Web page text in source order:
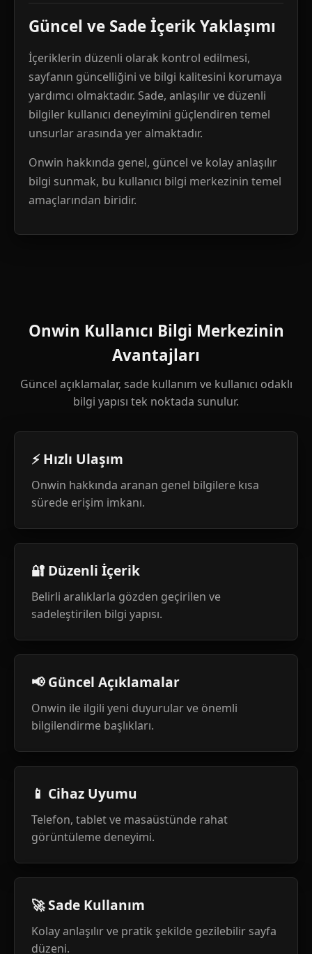
Güncel ve Sade İçerik Yaklaşımı
İçeriklerin düzenli olarak kontrol edilmesi,
sayfanın güncelliğini ve bilgi kalitesini korumaya
yardımcı olmaktadır. Sade, anlaşılır ve düzenli
bilgiler kullanıcı deneyimini güçlendiren temel
unsurlar arasında yer almaktadır.
Onwin hakkında genel, güncel ve kolay anlaşılır
bilgi sunmak, bu kullanıcı bilgi merkezinin temel
amaçlarından biridir.
Onwin Kullanıcı Bilgi Merkezinin
Avantajları
Güncel açıklamalar, sade kullanım ve kullanıcı odaklı
bilgi yapısı tek noktada sunulur.
⚡ Hızlı Ulaşım
Onwin hakkında aranan genel bilgilere kısa
sürede erişim imkanı.
🔐 Düzenli İçerik
Belirli aralıklarla gözden geçirilen ve
sadeleştirilen bilgi yapısı.
📢 Güncel Açıklamalar
Onwin ile ilgili yeni duyurular ve önemli
bilgilendirme başlıkları.
📱 Cihaz Uyumu
Telefon, tablet ve masaüstünde rahat
görüntüleme deneyimi.
🚀 Sade Kullanım
Kolay anlaşılır ve pratik şekilde gezilebilir sayfa
düzeni.